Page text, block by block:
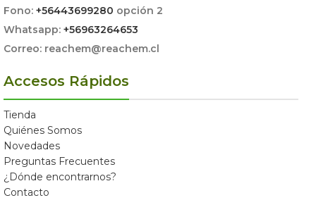
Fono: +56443699280 opción 2
Whatsapp: +56963264653
Correo: reachem@reachem.cl
Accesos Rápidos
Tienda
Quiénes Somos
Novedades
Preguntas Frecuentes
¿Dónde encontrarnos?
Contacto